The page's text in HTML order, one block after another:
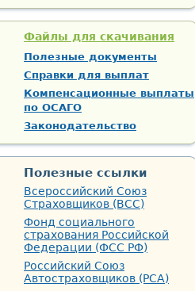
Файлы для скачивания
Полезные документы
Справки для выплат
Компенсационные выплаты
по ОСАГО
Законодательство
Полезные ссылки
Всероссийский Союз
Страховщиков (ВСС)
Фонд социального
страхования Российской
Федерации (ФСС РФ)
Российский Союз
Автостраховщиков (РСА)